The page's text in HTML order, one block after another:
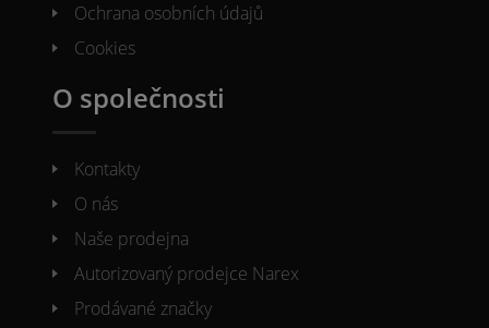
Ochrana osobních údajů
Cookies
O společnosti
Kontakty
O nás
Naše prodejna
Autorizovaný prodejce Narex
Prodávané značky